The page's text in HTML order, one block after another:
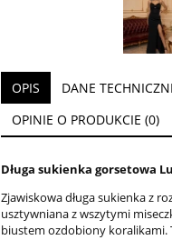
OPIS DANE
OPINIE O PRODUKCIE (0)
Długa sukienka gorsetowa
Zjawiskowa długa sukienka z
usztywniana z wszytymi
biustem ozdobiony koralikami.